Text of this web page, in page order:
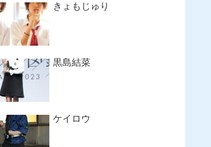
きょもじゅり
黒島結菜
ケイロウ